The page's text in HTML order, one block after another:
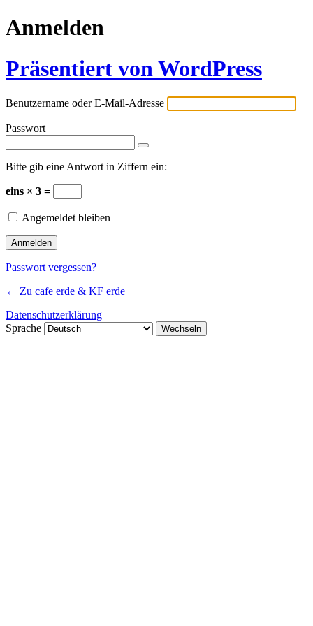
Anmelden
Präsentiert von WordPress
Benutzername oder E-Mail-Adresse
Passwort
Bitte gib eine Antwort in Ziffern ein:
eins × 3 =
Angemeldet bleiben
Passwort vergessen?
← Zu cafe erde & KF erde
Datenschutzerklärung
Sprache